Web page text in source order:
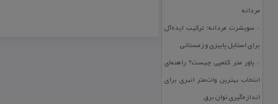
مردانه
:: سویشرت مردانه؛ تركیب ایده‌آل
برای استایل پاییزی و زمستانی
:: پاور متر كلمپی چیست؟ راهنمای
انتخاب بهترین وات‌متر انبری برای
اندازه‌گیری توان برق